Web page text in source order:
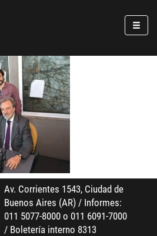
Av. Corrientes 1543, Ciudad de
Buenos Aires (AR) / Informes:
011 5077-8000 o 011 6091-7000
/ Boletería interno 8313